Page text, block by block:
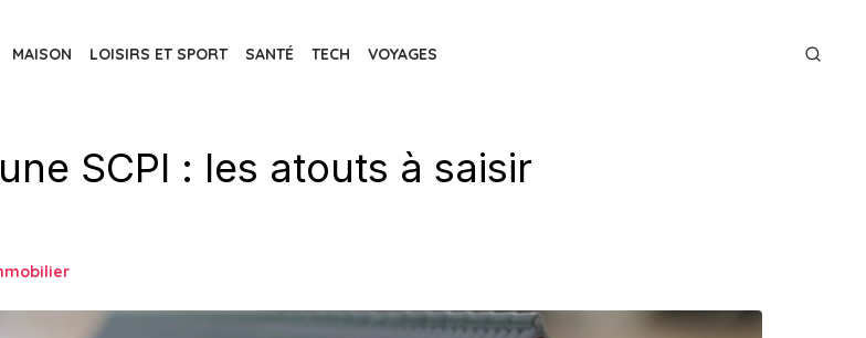
MAISON LOISIRS ET SPORT SANTÉ TECH VOYAGES
SCPI : les atouts à saisir